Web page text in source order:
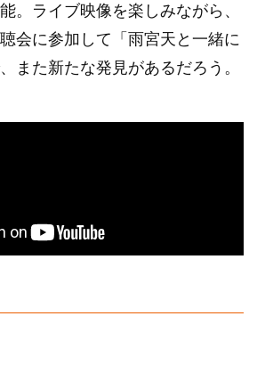
。ライブ映像を楽しみながら、
会に参加して「雨宮天と一緒に
また新たな発見があるだろう。